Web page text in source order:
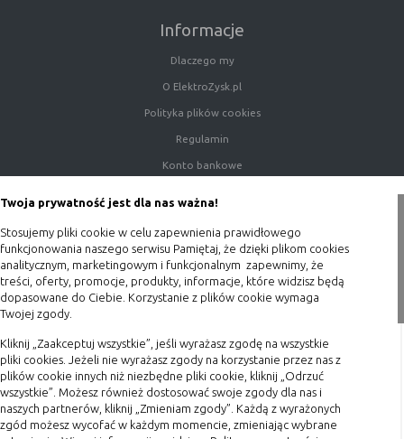
Twoja prywatność jest dla nas ważna!
Stosujemy pliki cookie w celu zapewnienia prawidłowego
funkcjonowania naszego serwisu Pamiętaj, że dzięki plikom cookies
analitycznym, marketingowym i funkcjonalnym zapewnimy, że
treści, oferty, promocje, produkty, informacje, które widzisz będą
dopasowane do Ciebie. Korzystanie z plików cookie wymaga
Twojej zgody.
Kliknij „Zaakceptuj wszystkie”, jeśli wyrażasz zgodę na wszystkie
pliki cookies. Jeżeli nie wyrażasz zgody na korzystanie przez nas z
plików cookie innych niż niezbędne pliki cookie, kliknij „Odrzuć
wszystkie”. Możesz również dostosować swoje zgody dla nas i
naszych partnerów, kliknij „Zmieniam zgody”. Każdą z wyrażonych
zgód możesz wycofać w każdym momencie, zmieniając wybrane
umieszczone w urządzeniu końcowym użytkownika:
przeglądarki (sesji), zostaje wykasowane
po jej zamknięciu
Cookies
stałe
cookie)
nie jest kasowane po zamknięciu
przeglądarki i pozostaje w urządzeniu
okresu ważności w zależności od ustawień
właściciela witryny
C. Ze względu na pochodzenie – administratora
serwisu, który zarządza cookies:
Rodzaj
Opis
Cookie
własne
cookie umieszczone bezpośrednio przez
właściciela witryny jaka została
Informacje
Dlaczego my
O ElektroZysk.pl
Polityka plików cookies
Regulamin
Konto bankowe
Blog
Zakupy
Terminy realizacji
Koszty przesyłki
Dostawa
Reklamacje